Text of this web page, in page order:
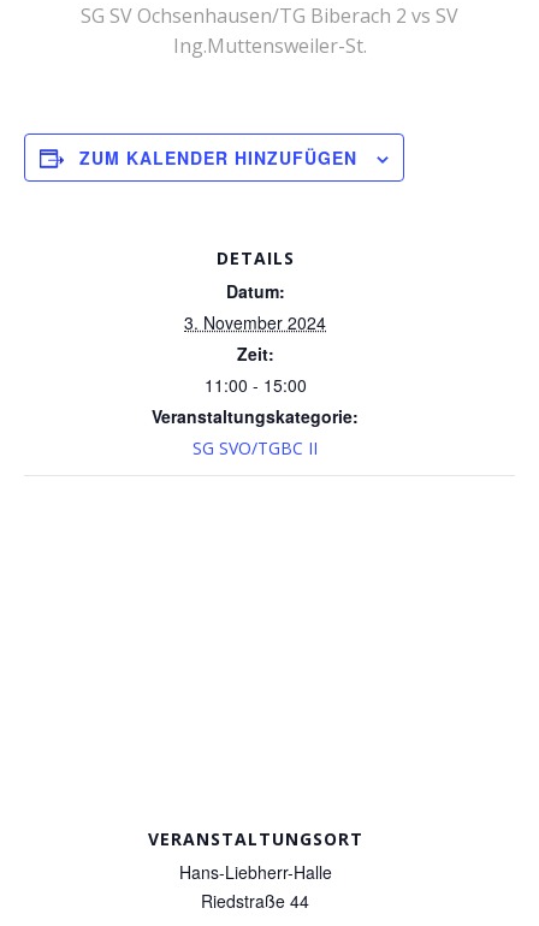
SG SV Ochsenhausen/TG Biberach 2 vs SV
Ing.Muttensweiler-St.
ZUM KALENDER HINZUFÜGEN
DETAILS
Datum:
3. November 2024
Zeit:
11:00 - 15:00
Veranstaltungskategorie:
SG SVO/TGBC II
VERANSTALTUNGSORT
Hans-Liebherr-Halle
Riedstraße 44